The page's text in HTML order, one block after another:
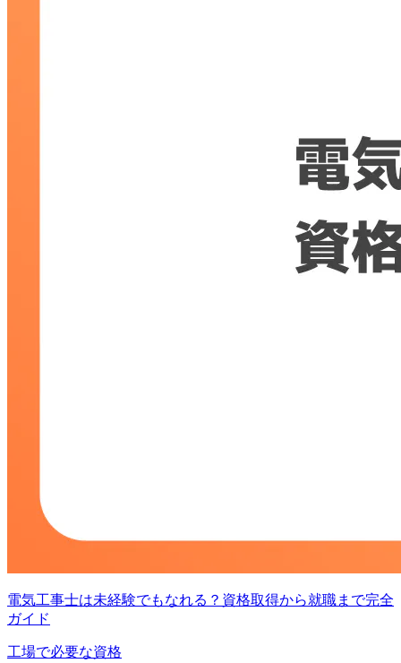
電気工事士は未経験でもなれる？資格取得から就職まで完全
ガイド
工場で必要な資格